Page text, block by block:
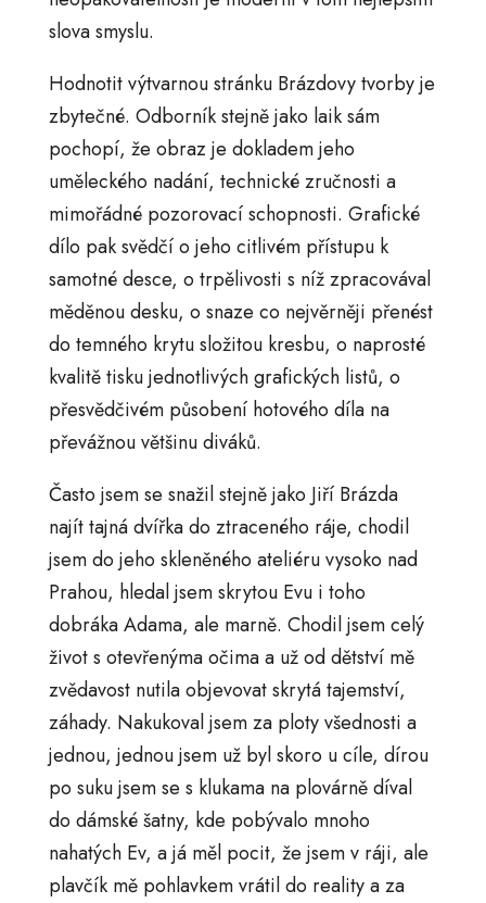
slova smyslu.
Hodnotit výtvarnou stránku Brázdovy tvorby je
zbytečné. Odborník stejně jako laik sám
pochopí, že obraz je dokladem jeho
uměleckého nadání, technické zručnosti a
mimořádné pozorovací schopnosti. Grafické
dílo pak svědčí o jeho citlivém přístupu k
samotné desce, o trpělivosti s níž zpracovával
měděnou desku, o snaze co nejvěrněji přenést
do temného krytu složitou kresbu, o naprosté
kvalitě tisku jednotlivých grafických listů, o
přesvědčivém působení hotového díla na
převážnou většinu diváků.
Často jsem se snažil stejně jako Jiří Brázda
najít tajná dvířka do ztraceného ráje, chodil
jsem do jeho skleněného ateliéru vysoko nad
Prahou, hledal jsem skrytou Evu i toho
dobráka Adama, ale marně. Chodil jsem celý
život s otevřenýma očima a už od dětství mě
zvědavost nutila objevovat skrytá tajemství,
záhady. Nakukoval jsem za ploty všednosti a
jednou, jednou jsem už byl skoro u cíle, dírou
po suku jsem se s klukama na plovárně díval
do dámské šatny, kde pobývalo mnoho
nahatých Ev, a já měl pocit, že jsem v ráji, ale
plavčík mě pohlavkem vrátil do reality a za